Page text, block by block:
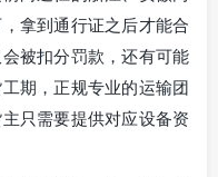
拿到通行证之后才能合
被扣分罚款，还有可能
期，正规专业的运输团
只需要提供对应设备资